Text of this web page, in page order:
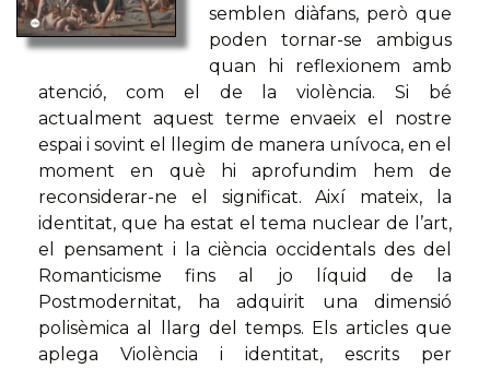
semblen diàfans, però que
poden tornar-se ambigus
quan hi reflexionem amb
atenció, com el de la violència. Si bé
actualment aquest terme envaeix el nostre
espai i sovint el llegim de manera unívoca, en el
moment en què hi aprofundim hem de
reconsiderar-ne el significat. Així mateix, la
identitat, que ha estat el tema nuclear de l’art,
el pensament i la ciència occidentals des del
Romanticisme fins al jo líquid de la
Postmodernitat, ha adquirit una dimensió
polisèmica al llarg del temps. Els articles que
aplega Violència i identitat, escrits per